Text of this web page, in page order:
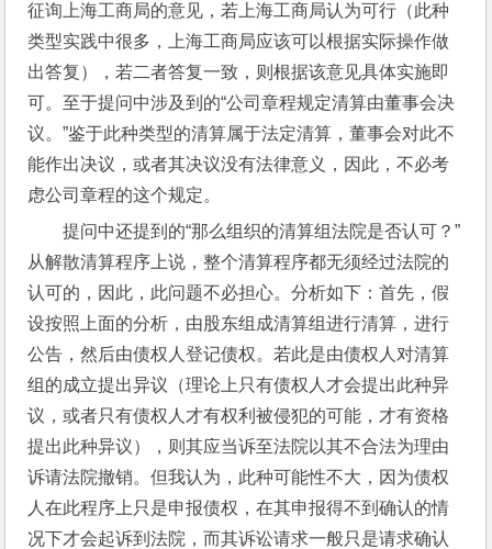
征询上海工商局的意见，若上海工商局认为可行（此种
类型实践中很多，上海工商局应该可以根据实际操作做
出答复），若二者答复一致，则根据该意见具体实施即
可。至于提问中涉及到的“公司章程规定清算由董事会决
议。”鉴于此种类型的清算属于法定清算，董事会对此不
能作出决议，或者其决议没有法律意义，因此，不必考
虑公司章程的这个规定。
提问中还提到的“那么组织的清算组法院是否认可？”
从解散清算程序上说，整个清算程序都无须经过法院的
认可的，因此，此问题不必担心。分析如下：首先，假
设按照上面的分析，由股东组成清算组进行清算，进行
公告，然后由债权人登记债权。若此是由债权人对清算
组的成立提出异议（理论上只有债权人才会提出此种异
议，或者只有债权人才有权利被侵犯的可能，才有资格
提出此种异议），则其应当诉至法院以其不合法为理由
诉请法院撤销。但我认为，此种可能性不大，因为债权
人在此程序上只是申报债权，在其申报得不到确认的情
况下才会起诉到法院，而其诉讼请求一般只是请求确认